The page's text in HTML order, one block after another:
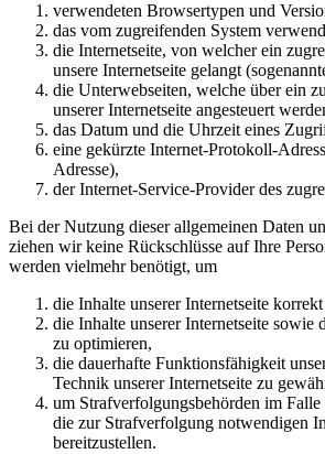
verwendeten Browsertypen und
das vom zugreifenden System
die Internetseite, von welcher ein
unsere Internetseite gelangt
die Unterwebseiten, welche über ein
unserer Internetseite angesteuert
das Datum und die Uhrzeit eines
eine gekürzte Internet-Protokoll-
Adresse),
der Internet-Service-Provider des
Bei der Nutzung dieser allgemeinen Daten
ziehen wir keine Rückschlüsse auf Ihre
werden vielmehr benötigt, um
die Inhalte unserer Internetseite
die Inhalte unserer Internetseite sowie
zu optimieren,
die dauerhafte Funktionsfähigkeit
Technik unserer Internetseite zu
um Strafverfolgungsbehörden im
die zur Strafverfolgung notwendigen
bereitzustellen.